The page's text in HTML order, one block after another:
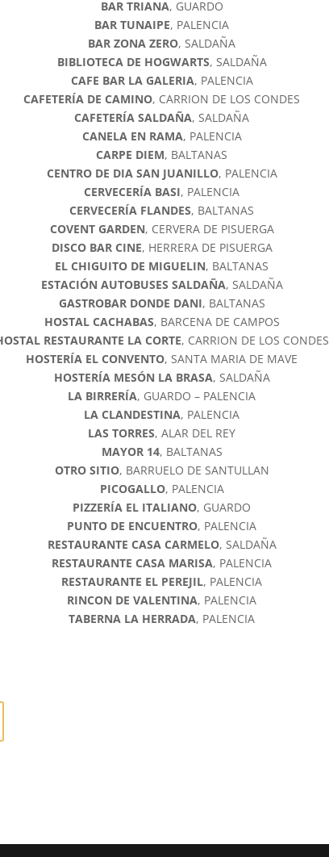
BAR TRIANA, GUARDO
BAR TUNAIPE, PALENCIA
BAR ZONA ZERO, SALDAÑA
BIBLIOTECA DE HOGWARTS, SALDAÑA
CAFE BAR LA GALERIA, PALENCIA
CAFETERÍA DE CAMINO, CARRION DE LOS CONDES
CAFETERÍA SALDAÑA, SALDAÑA
CANELA EN RAMA, PALENCIA
CARPE DIEM, BALTANAS
CENTRO DE DIA SAN JUANILLO, PALENCIA
CERVECERÍA BASI, PALENCIA
CERVECERÍA FLANDES, BALTANAS
COVENT GARDEN, CERVERA DE PISUERGA
DISCO BAR CINE, HERRERA DE PISUERGA
EL CHIGUITO DE MIGUELIN, BALTANAS
ESTACIÓN AUTOBUSES SALDAÑA, SALDAÑA
GASTROBAR DONDE DANI, BALTANAS
HOSTAL CACHABAS, BARCENA DE CAMPOS
RESTAURANTE LA CORTE, CARRION DE LOS CONDES
HOSTERÍA EL CONVENTO, SANTA MARIA DE MAVE
HOSTERÍA MESÓN LA BRASA, SALDAÑA
LA BIRRERÍA, GUARDO – PALENCIA
LA CLANDESTINA, PALENCIA
LAS TORRES, ALAR DEL REY
MAYOR 14, BALTANAS
OTRO SITIO, BARRUELO DE SANTULLAN
PICOGALLO, PALENCIA
PIZZERÍA EL ITALIANO, GUARDO
PUNTO DE ENCUENTRO, PALENCIA
RESTAURANTE CASA CARMELO, SALDAÑA
RESTAURANTE CASA MARISA, PALENCIA
RESTAURANTE EL PEREJIL, PALENCIA
RINCON DE VALENTINA, PALENCIA
TABERNA LA HERRADA, PALENCIA
RGPD